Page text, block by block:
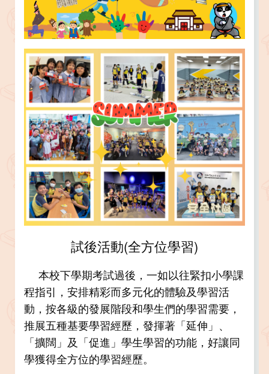
試後活動(全方位學習)
本校下學期考試過後，一如以往緊扣小學課
程指引，安排精彩而多元化的體驗及學習活
動，按各級的發展階段和學生們的學習需要，
推展五種基要學習經歷，發揮著「延伸」、
「擴闊」及「促進」學生學習的功能，好讓同
學獲得全方位的學習經歷。